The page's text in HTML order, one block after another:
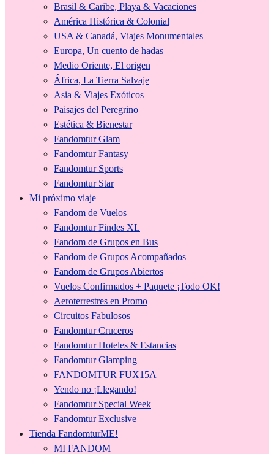
Brasil & Caribe, Playa & Vacaciones
América Histórica & Colonial
USA & Canadá, Viajes Monumentales
Europa, Un cuento de hadas
Medio Oriente, El origen
África, La Tierra Salvaje
Asia & Viajes Exóticos
Paisajes del Peregrino
Estética & Bienestar
Fandomtur Glam
Fandomtur Fantasy
Fandomtur Sports
Fandomtur Star
Mi próximo viaje
Fandom de Vuelos
Fandomtur Findes XL
Fandom de Grupos en Bus
Fandom de Grupos Acompañados
Fandom de Grupos Abiertos
Vuelos Confirmados + Paquete ¡Todo OK!
Aeroterrestres en Promo
Circuitos Fabulosos
Fandomtur Cruceros
Fandomtur Hoteles & Estancias
Fandomtur Glamping
FANDOMTUR FUX15A
Yendo no ¡Llegando!
Fandomtur Special Week
Fandomtur Exclusive
Tienda FandomturME!
MI FANDOM